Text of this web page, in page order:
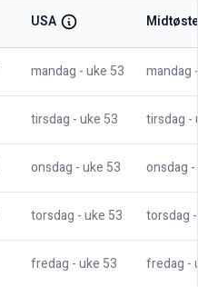
USA
mandag - uke 53 mandag
tirsdag - uke 53 tirsdag -
onsdag - uke 53 onsdag
torsdag - uke 53 torsdag
fredag - uke 53 fredag -